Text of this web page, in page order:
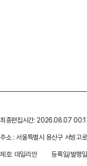
최종편집시간: 2026.08.07
주소 : 서울특별시 용산구 서빙고
제호: 데일리안
등록일/발행